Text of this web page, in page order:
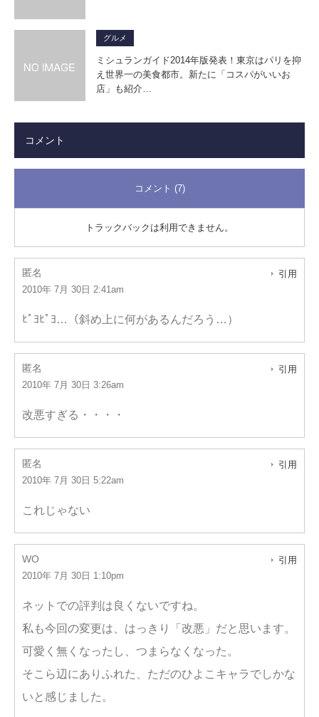
グルメ
ミシュランガイド2014年版発表！東京はパリを抑
え世界一の美食都市。新たに「コスパがいいお
店」も紹介…
コメント
コメント (7)
トラックバックは利用できません。
匿名
2010年 7月 30日 2:41am
引用
ﾋﾟﾖﾋﾟﾖ…（斜め上に何があるんだろう…）
匿名
2010年 7月 30日 3:26am
引用
改悪すぎる・・・・
匿名
2010年 7月 30日 5:22am
引用
これじゃない
WO
2010年 7月 30日 1:10pm
引用
ネットでの評判は良くないですね。
私も今回の変更は、はっきり「改悪」だと思います。
可愛く無くなったし、つまらなくなった。
そこら辺にありふれた、ただのひよこキャラでしかな
いと感じました。